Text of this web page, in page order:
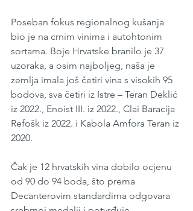
Poseban fokus regionalnog kušanja
bio je na crnim vinima i autohtonim
sortama. Boje Hrvatske branilo je 37
uzoraka, a osim najboljeg, naša je
zemlja imala još četiri vina s visokih 95
bodova, sva četiri iz Istre – Teran Deklić
iz 2022., Enoist III. iz 2022., Clai Baracija
Refošk iz 2022. i Kabola Amfora Teran iz
2020.
Čak je 12 hrvatskih vina dobilo ocjenu
od 90 do 94 boda, što prema
Decanterovim standardima odgovara